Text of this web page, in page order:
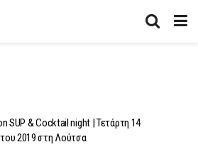
SUP & Cocktail night | Τετάρτη 14
2019 στη Λούτσα